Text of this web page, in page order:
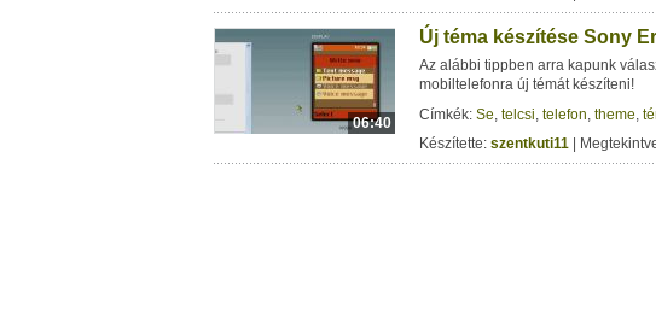
06:40
Új téma készítése Sony
Az alábbi tippben arra kapunk
mobiltelefonra új témát készíteni!
Címkék: Se, telcsi, telefon, theme,
Készítette: szentkuti11 |